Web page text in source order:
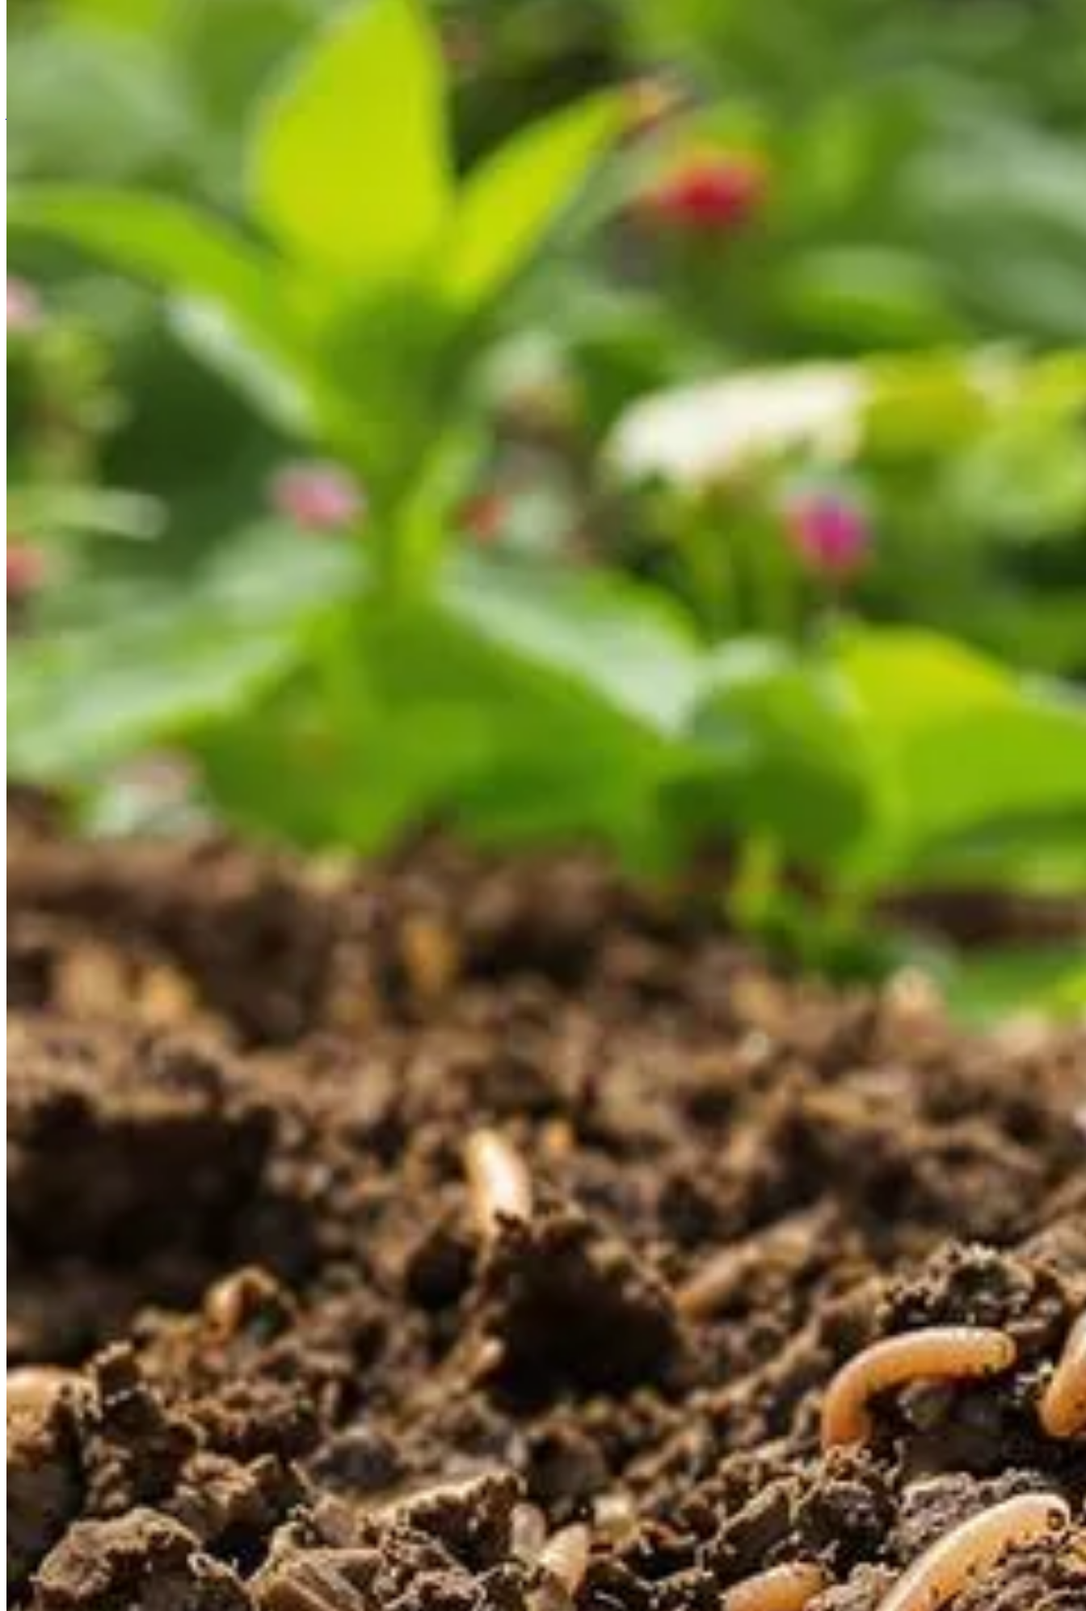
Comment une astuce japonaise a transformé mon sol en terre fertile sans produits chimiques ?
Comment une astuce japonaise a transformé mon sol en terre fertile sans produits chimiques ?
Dans le domaine du jardinage, les astuces traditionnelles pour enrichir le sol sans produits chimiques connaissent un regain d'intérêt significatif. Inspirée des pratiques japonaises
ancestrales, cette méthode repose sur l'harmonisation avec la nature, en capitalisant sur les ressources locales pour revitaliser votre sol de manière durable. Contrairement aux engrais
chimiques, qui apportent des solutions rapides mais souvent non durables, cette approche favorise l'équilibre écologique tout en stimulant une vie microbienne florissante.
Les matières organiques : La clé d’un sol naturellement fertile
Au cœur de cette méthode se trouvent les matières organiques, essentielles pour nourrir le sol de façon naturelle. En utilisant des déchets végétaux et du compost, vous permettez aux
micro-organismes de décomposer ces matières, libérant ainsi des minéraux essentiels pour vos plantes. Contrairement aux engrais chimiques, ces apports naturels améliorent
progressivement la structure du sol, augmentant sa capacité à retenir l'eau et à fournir des nutriments sur le long terme.
Le rôle du compost dans la fertilisation
Le compost est une ressource précieuse, dérivée des déchets de cuisine et du jardin, qui enrichit le sol sans introduire de produits chimiques. Il soutient la biodiversité souterraine en
fournissant une alimentation constante aux microorganismes bénéfiques. Son utilisation régulière améliore la texture du sol et favorise une meilleure absorption des nutriments par vos
plantes.
Gestion du pH du sol pour une santé optimale des plantes
Maîtriser le pH du sol est une autre pratique cruciale pour répondre aux besoins spécifiques de chaque type de plante. Par exemple, en intégrant de la terre de bruyère pour les plantes
nécessitant un sol acide, vous ajustez naturellement l'environnement racinaire, favorisant ainsi une croissance optimale. Cet ajustement fin permet de maximiser l’utilisation des ressources
naturelles propres à votre environnement.